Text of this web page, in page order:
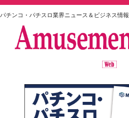
パチンコ・パチスロ業界ニュース＆ビジネス情報